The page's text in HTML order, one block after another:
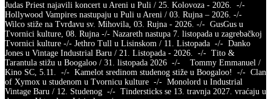
Judas Priest najavili koncert u Areni u Puli / 25. Kolovoza - 2026. -/-
Hollywood Vampires nastupaju u Puli u Areni / 03. Rujna – 2026. -/-
Wilco stiže na Tvrđavu sv. Mihovila, 03. Rujna - 2026. -/- GusGus u
Tvornici kulture, 08. Rujna -/- Nazareth nastupa 7. listopada u zagrebačkoj
Tvornici kulture -/- Jethro Tull u Lisinskom / 11. Listopada -/- Danko
Jones u Vintage Industrial Baru / 21. Listopada - 2026. -/- Tito &
Tarantula stižu u Boogaloo / 31. listopada 2026 -/- Tommy Emmanuel /
Kino SC, 5.11. -/- Kamelot sredinom studenog stiže u Boogaloo! -/- Clan
of Xymox u studenom u Tvornicu kulture -/- Monolord u Industrial
Vintage Baru / 12. Studenog -/- Tindersticks se 13. travnja 2027. vraćaju u